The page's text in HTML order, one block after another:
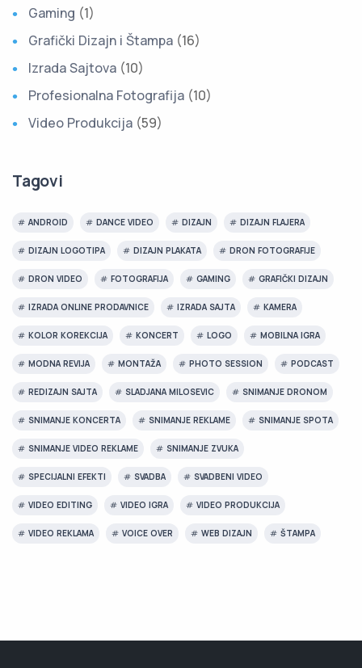
Gaming (1)
Grafički Dizajn i Štampa (16)
Izrada Sajtova (10)
Profesionalna Fotografija (10)
Video Produkcija (59)
Tagovi
ANDROID DANCE VIDEO DIZAJN DIZAJN FLAJERA
DIZAJN LOGOTIPA DIZAJN PLAKATA DRON FOTOGRAFIJE
DRON VIDEO FOTOGRAFIJA GAMING GRAFIČKI DIZAJN
IZRADA ONLINE PRODAVNICE IZRADA SAJTA KAMERA
KOLOR KOREKCIJA KONCERT LOGO MOBILNA IGRA
MODNA REVIJA MONTAŽA PHOTO SESSION PODCAST
REDIZAJN SAJTA SLADJANA MILOSEVIC SNIMANJE DRONOM
SNIMANJE KONCERTA SNIMANJE REKLAME SNIMANJE SPOTA
SNIMANJE VIDEO REKLAME SNIMANJE ZVUKA
SPECIJALNI EFEKTI SVADBA SVADBENI VIDEO
VIDEO EDITING VIDEO IGRA VIDEO PRODUKCIJA
VIDEO REKLAMA VOICE OVER WEB DIZAJN ŠTAMPA